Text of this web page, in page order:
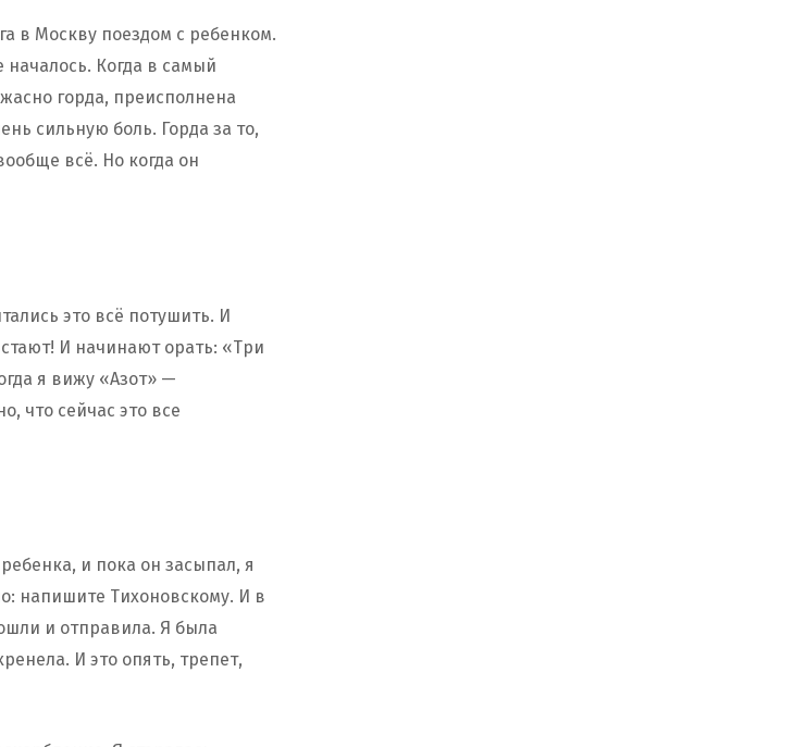
в Москву поездом с ребенком.
началось. Когда в самый
горда, преисполнена
сильную боль. Горда за то,
всё. Но когда он
это всё потушить. И
И начинают орать: «Три
я вижу «Азот» —
что сейчас это все
и пока он засыпал, я
напишите Тихоновскому. И в
и отправила. Я была
И это опять, трепет,